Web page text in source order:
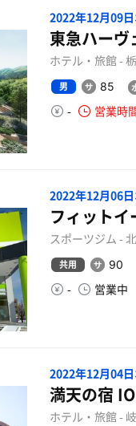
2022年12月09
東急ハーヴ
ホテル・旅館 -
男 85
- 営業時
2022年12月06
フィット
スポーツジム -
共用 90
- 営業中
2022年12月04
満天の宿
ホテル・旅館 -